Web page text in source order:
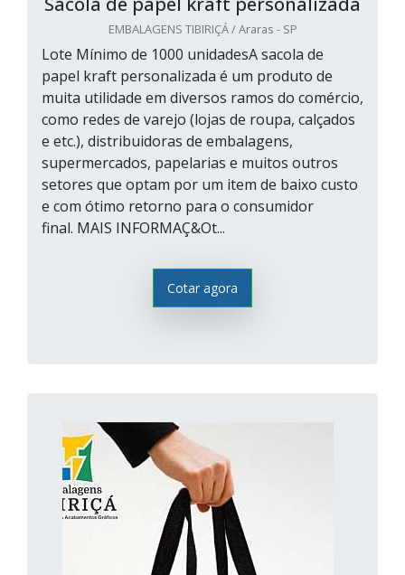
EMBALAGENS TIBIRIÇÁ / Araras - SP
Lote Mínimo de 1000 unidadesA sacola de
papel kraft personalizada é um produto de
muita utilidade em diversos ramos do comércio,
como redes de varejo (lojas de roupa, calçados
e etc.), distribuidoras de embalagens,
supermercados, papelarias e muitos outros
setores que optam por um item de baixo custo
e com ótimo retorno para o consumidor
final. MAIS INFORMAÇ&Ot...
Cotar agora